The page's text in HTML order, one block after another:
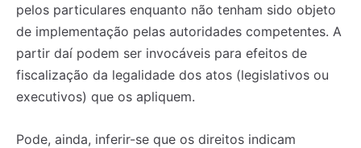
pelos particulares enquanto não tenham sido objeto
de implementação pelas autoridades competentes. A
partir daí podem ser invocáveis para efeitos de
fiscalização da legalidade dos atos (legislativos ou
executivos) que os apliquem.
Pode, ainda, inferir-se que os direitos indicam